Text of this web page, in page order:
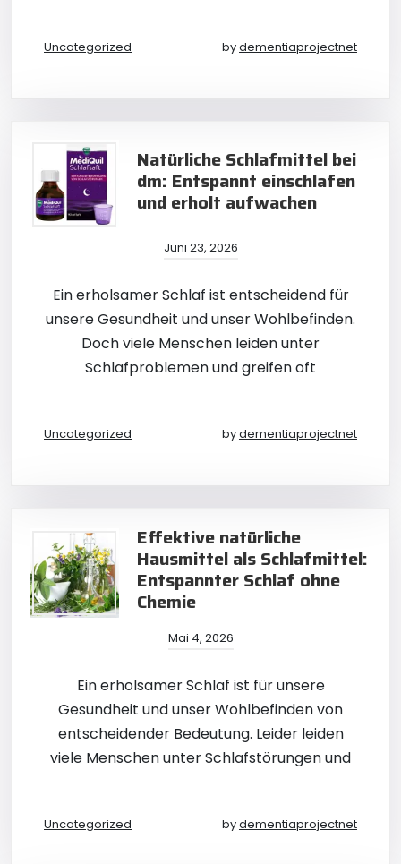
Uncategorized bydementiaprojectnet
Natürliche Schlafmittel bei
dm: Entspannt einschlafen
und erholt aufwachen
Juni 23, 2026
Ein erholsamer Schlaf ist entscheidend für
unsere Gesundheit und unser Wohlbefinden.
Doch viele Menschen leiden unter
Schlafproblemen und greifen oft
Uncategorized bydementiaprojectnet
Effektive natürliche
Hausmittel als Schlafmittel:
Entspannter Schlaf ohne
Chemie
Mai 4, 2026
Ein erholsamer Schlaf ist für unsere
Gesundheit und unser Wohlbefinden von
entscheidender Bedeutung. Leider leiden
viele Menschen unter Schlafstörungen und
Uncategorized bydementiaprojectnet